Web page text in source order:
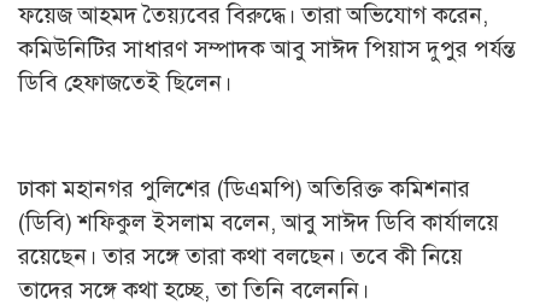
ফয়েজ আহমদ তৈয়্যবের বিরুদ্ধে। তারা অভিযোগ করেন,
কমিউনিটির সাধারণ সম্পাদক আবু সাঈদ পিয়াস দুপুর পর্যন্ত
ডিবি হেফাজতেই ছিলেন।
ঢাকা মহানগর পুলিশের (ডিএমপি) অতিরিক্ত কমিশনার
(ডিবি) শফিকুল ইসলাম বলেন, আবু সাঈদ ডিবি কার্যালয়ে
রয়েছেন। তার সঙ্গে তারা কথা বলছেন। তবে কী নিয়ে
তাদের সঙ্গে কথা হচ্ছে, তা তিনি বলেননি।